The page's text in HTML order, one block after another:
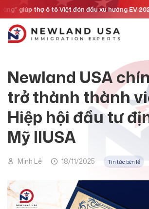
đến
dung
giúp thợ ô tô Việt đón đầu xu hướng EV 2026
Newland USA
trở thành thành
Hiệp hội đầu tư
Mỹ IIUSA
Minh Lê 18/11/2025 Tin tức bên lề